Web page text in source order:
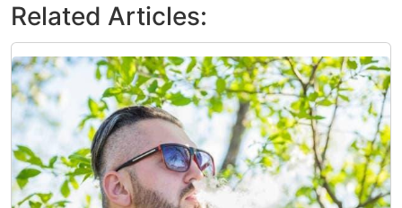
Related Articles: